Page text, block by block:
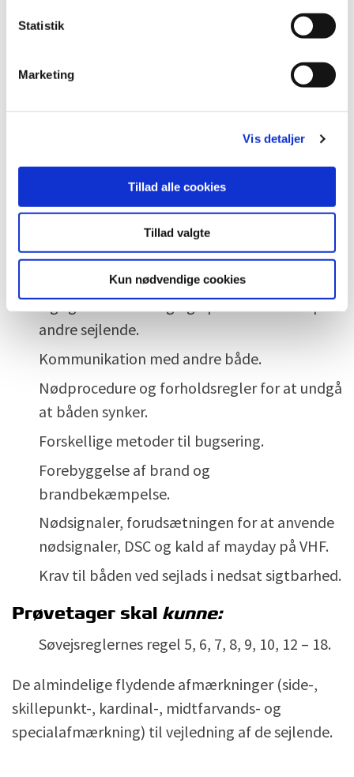
Statistik
Marketing
Vis detaljer
Tillad alle cookies
Tillad valgte
Kun nødvendige cookies
Indhentning af lokale sejladsbestemmelser.
GPS/søkortplotter.
Indhentning af farvandsudsigter og disses
betydning for den planlagte sejlads.
udgivet på foranledning af Søfartsstyrelsen.
Prøvetager skal have
Vedkommendes rolle som skipper på
Vigtigheden af udkig og opmærksomhed på
andre sejlende.
Kommunikation med andre både.
Nødprocedure og forholdsregler for at undgå
at båden synker.
Forskellige metoder til bugsering.
Forebyggelse af brand og
brandbekæmpelse.
Nødsignaler, forudsætningen for at anvende
nødsignaler, DSC og kald af mayday på VHF.
Krav til båden ved sejlads i nedsat sigtbarhed.
Prøvetager skal kunne:
Søvejsreglernes regel 5, 6, 7, 8, 9, 10, 12 – 18.
De almindelige flydende afmærkninger (side-,
skillepunkt-, kardinal-, midtfarvands- og
specialafmærkning) til vejledning af de sejlende.